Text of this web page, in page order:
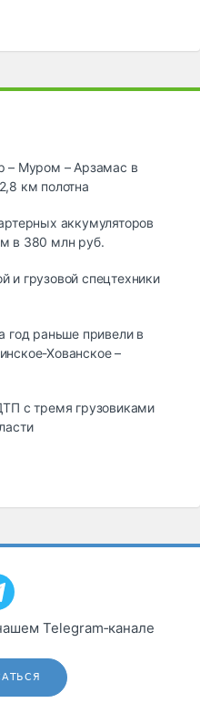
– Муром – Арзамас в
км полотна
аккумуляторов
в 380 млн руб.
и грузовой спецтехники
год раньше привели в
Хованское –
с тремя грузовиками
Telegram‑канале